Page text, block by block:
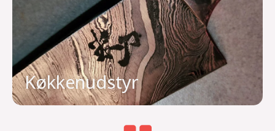
Køkkenudstyr